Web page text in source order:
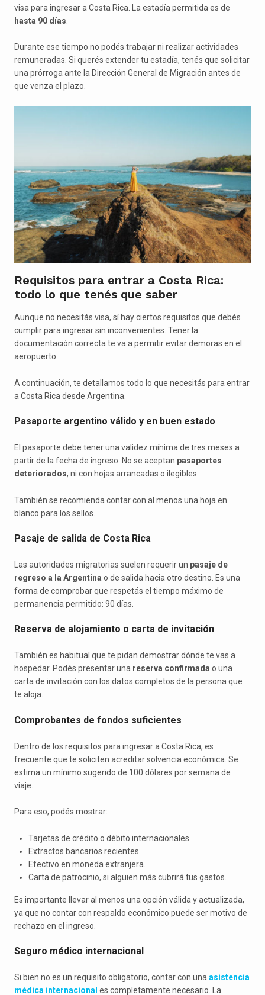
visa para ingresar a Costa Rica. La estadía permitida es de
hasta 90 días
Durante ese tiempo no podés trabajar ni realizar actividades
remuneradas. Si querés extender tu estadía, tenés que solicitar
una prórroga ante la Dirección General de Migración antes de
que venza el plazo.
Requisitos para entrar a Costa Rica:
todo lo que tenés que saber
Aunque no necesitás visa, sí hay ciertos requisitos que debés
cumplir para ingresar sin inconvenientes. Tener la
documentación correcta te va a permitir evitar demoras en el
aeropuerto.
A continuación, te detallamos todo lo que necesitás para entrar
a Costa Rica desde Argentina.
Pasaporte argentino válido y en buen estado
El pasaporte debe tener una validez mínima de tres meses a
partir de la fecha de ingreso. No se aceptan pasaportes
deteriorados, ni con hojas arrancadas o ilegibles.
También se recomienda contar con al menos una hoja en
blanco para los sellos.
Pasaje de salida de Costa Rica
Las autoridades migratorias suelen requerir un pasaje de
regreso a la Argentina o de salida hacia otro destino. Es una
forma de comprobar que respetás el tiempo máximo de
permanencia permitido: 90 días.
Reserva de alojamiento o carta de invitación
También es habitual que te pidan demostrar dónde te vas a
hospedar. Podés presentar una reserva confirmada o una
carta de invitación con los datos completos de la persona que
te aloja.
Comprobantes de fondos suficientes
Dentro de los requisitos para ingresar a Costa Rica, es
frecuente que te soliciten acreditar solvencia económica. Se
estima un mínimo sugerido de 100 dólares por semana de
viaje.
Para eso, podés mostrar:
Tarjetas de crédito o débito internacionales.
Extractos bancarios recientes.
Efectivo en moneda extranjera.
Carta de patrocinio, si alguien más cubrirá tus gastos.
Es importante llevar al menos una opción válida y actualizada,
ya que no contar con respaldo económico puede ser motivo de
rechazo en el ingreso.
Seguro médico internacional
Si bien no es un requisito obligatorio, contar con una asistencia
médica internacional es completamente necesario. La